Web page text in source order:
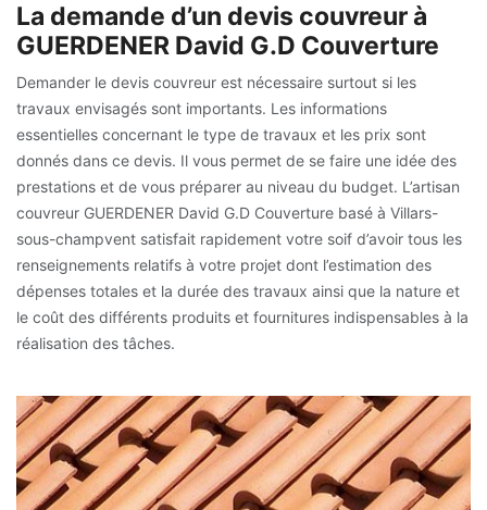
La demande d’un devis couvreur à
GUERDENER David G.D Couverture
Demander le devis couvreur est nécessaire surtout si les
travaux envisagés sont importants. Les informations
essentielles concernant le type de travaux et les prix sont
donnés dans ce devis. Il vous permet de se faire une idée des
prestations et de vous préparer au niveau du budget. L’artisan
couvreur GUERDENER David G.D Couverture basé à Villars-
sous-champvent satisfait rapidement votre soif d’avoir tous les
renseignements relatifs à votre projet dont l’estimation des
dépenses totales et la durée des travaux ainsi que la nature et
le coût des différents produits et fournitures indispensables à la
réalisation des tâches.